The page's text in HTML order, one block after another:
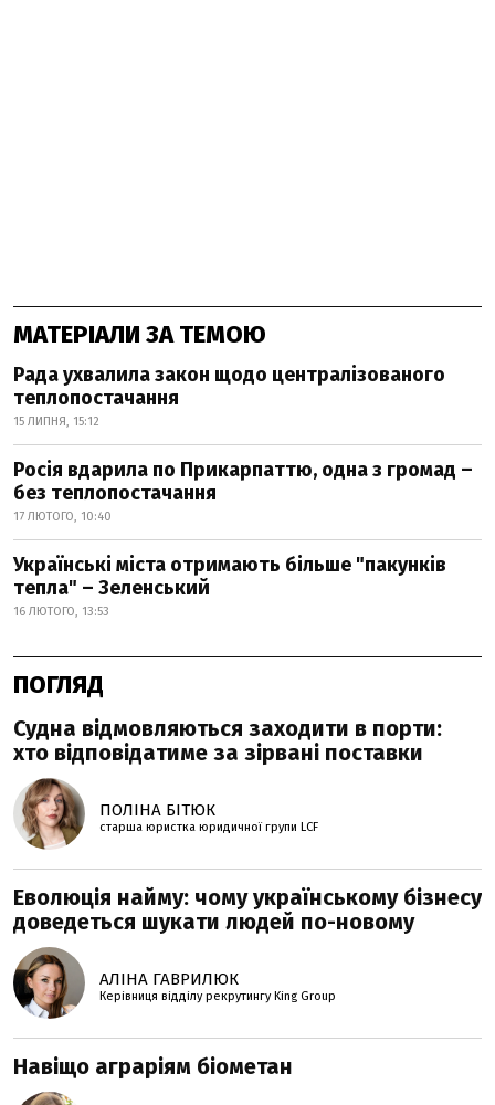
МАТЕРІАЛИ ЗА ТЕМОЮ
Рада ухвалила закон щодо централізованого
теплопостачання
15 ЛИПНЯ, 15:12
Росія вдарила по Прикарпаттю, одна з громад –
без теплопостачання
17 ЛЮТОГО, 10:40
Українські міста отримають більше "пакунків
тепла" – Зеленський
16 ЛЮТОГО, 13:53
ПОГЛЯД
Судна відмовляються заходити в порти:
хто відповідатиме за зірвані поставки
ПОЛІНА БІТЮК
старша юристка юридичної групи LCF
Еволюція найму: чому українському бізнесу
доведеться шукати людей по-новому
АЛІНА ГАВРИЛЮК
Керівниця відділу рекрутингу King Group
Навіщо аграріям біометан